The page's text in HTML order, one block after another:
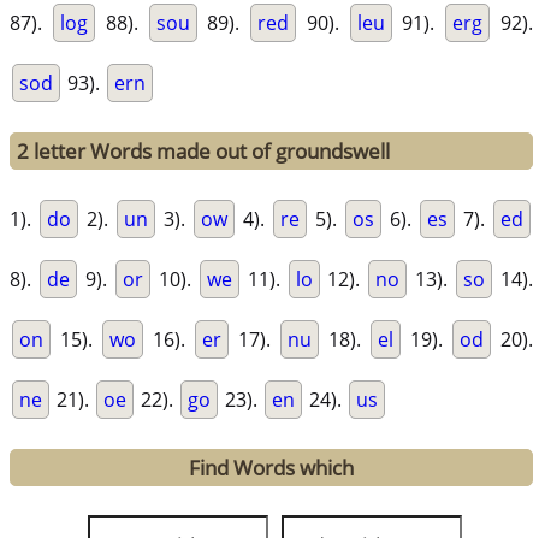
87). log 88). sou 89). red 90). leu 91). erg 92).
sod 93). ern
2 letter Words made out of groundswell
1). do 2). un 3). ow 4). re 5). os 6). es 7). ed
8). de 9). or 10). we 11). lo 12). no 13). so 14).
on 15). wo 16). er 17). nu 18). el 19). od 20).
ne 21). oe 22). go 23). en 24). us
Find Words which